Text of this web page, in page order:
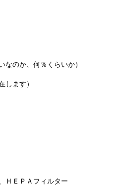
のか、何％くらいか）
ます）
ＨＥＰＡフィルター